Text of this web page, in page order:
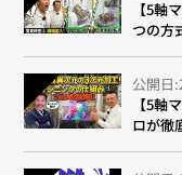
【5軸
つの方
公開日
【5軸
ロが徹